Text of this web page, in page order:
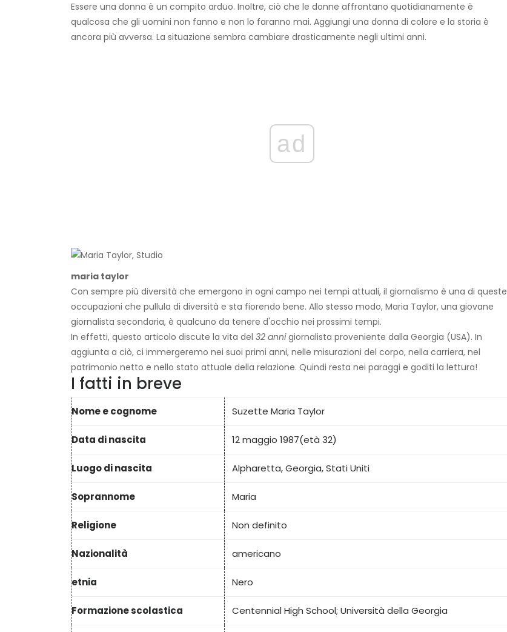
Essere una donna è un compito arduo. Inoltre, ciò che le donne affrontano quotidianamente è
qualcosa che gli uomini non fanno e non lo faranno mai. Aggiungi una donna di colore e la storia è
ancora più avversa. La situazione sembra cambiare drasticamente negli ultimi anni.
ad
maria taylor
Con sempre più diversità che emergono in ogni campo nei tempi attuali, il giornalismo è una di queste
occupazioni che pullula di diversità e sta fiorendo bene. Allo stesso modo, Maria Taylor, una giovane
giornalista secondaria, è qualcuno da tenere d'occhio nei prossimi tempi.
In effetti, questo articolo discute la vita del 32 annigiornalista proveniente dalla Georgia (USA). In
aggiunta a ciò, ci immergeremo nei suoi primi anni, nelle misurazioni del corpo, nella carriera, nel
patrimonio netto e nello stato attuale della relazione. Quindi resta nei paraggi e goditi la lettura!
I fatti in breve
Nome e cognome Suzette Maria Taylor
Data di nascita 12 maggio 1987(età 32)
Luogo di nascita Alpharetta, Georgia, Stati Uniti
Soprannome Maria
Religione Non definito
Nazionalità americano
etnia Nero
Formazione scolastica Centennial High School; Università della Georgia